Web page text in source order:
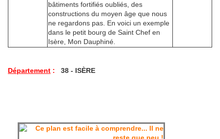
bâtiments fortifiés oubliés, des
constructions du moyen âge que nous
ne regardons pas. En voici un exemple
dans le petit bourg de Saint Chef en
Isère, Mon Dauphiné.
Département : 38 - ISÈRE